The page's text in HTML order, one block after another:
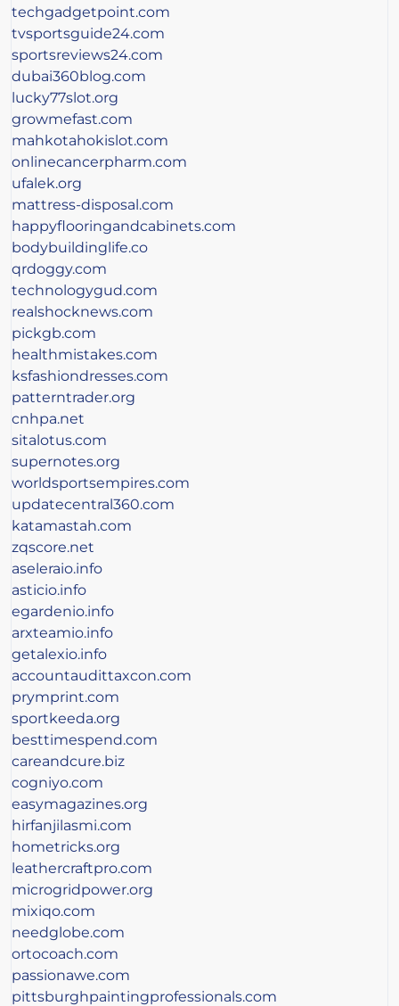
techgadgetpoint.com
tvsportsguide24.com
sportsreviews24.com
dubai360blog.com
lucky77slot.org
growmefast.com
mahkotahokislot.com
onlinecancerpharm.com
ufalek.org
mattress-disposal.com
happyflooringandcabinets.com
bodybuildinglife.co
qrdoggy.com
technologygud.com
realshocknews.com
pickgb.com
healthmistakes.com
ksfashiondresses.com
patterntrader.org
cnhpa.net
sitalotus.com
supernotes.org
worldsportsempires.com
updatecentral360.com
katamastah.com
zqscore.net
aseleraio.info
asticio.info
egardenio.info
arxteamio.info
getalexio.info
accountaudittaxcon.com
prymprint.com
sportkeeda.org
besttimespend.com
careandcure.biz
cogniyo.com
easymagazines.org
hirfanjilasmi.com
hometricks.org
leathercraftpro.com
microgridpower.org
mixiqo.com
needglobe.com
ortocoach.com
passionawe.com
pittsburghpaintingprofessionals.com